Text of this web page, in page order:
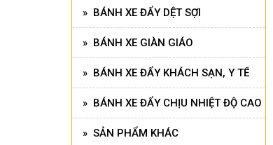
» BÁNH XE ĐẨY DỆT SỢI
» BÁNH XE GIÀN GIÁO
» BÁNH XE ĐẨY KHÁCH SẠN, Y TẾ
» BÁNH XE ĐẨY CHỊU NHIỆT ĐỘ CAO
» SẢN PHẨM KHÁC